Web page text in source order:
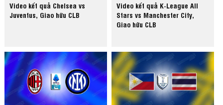
Video kết quả Chelsea vs
Juventus, Giao hữu CLB
Video kết quả K-League All
Stars vs Manchester City,
Giao hữu CLB